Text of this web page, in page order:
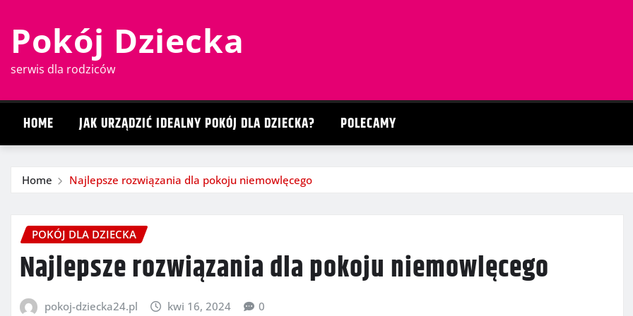
content
Pokój Dziecka
serwis dla rodziców
HOME JAK URZĄDZIĆ IDEALNY POKÓJ DLA DZIECKA? POLECAMY
Home Najlepsze rozwiązania dla pokoju niemowlęcego
POKÓJ DLA DZIECKA
Najlepsze rozwiązania dla pokoju niemowlęcego
pokoj-dziecka24.pl kwi 16, 2024 0